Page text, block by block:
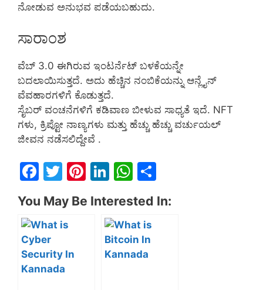
ನೋಡುವ ಅನುಭವ ಪಡೆಯಬಹುದು.
ಸಾರಾಂಶ
ವೆಬ್ 3.0 ಈಗಿರುವ ಇಂಟರ್ನೆಟ್ ಬಳಕೆಯನ್ನೇ
ಬದಲಾಯಿಸುತ್ತದೆ. ಅದು ಹೆಚ್ಚಿನ ನಂಬಿಕೆಯನ್ನು ಆನ್ಲೈನ್
ವೆವಹಾರಗಳಿಗೆ ಕೊಡುತ್ತದೆ.
ಸೈಬರ್ ವಂಚನೆಗಳಿಗೆ ಕಡಿವಾಣ ಬೀಳುವ ಸಾಧ್ಯತೆ ಇದೆ. NFT
ಗಳು, ಕ್ರಿಪ್ಟೋ ನಾಣ್ಯಗಳು ಮತ್ತು ಹೆಚ್ಚು ಹೆಚ್ಚು ವರ್ಚುಯಲ್
ಜೀವನ ನಡೆಸಲಿದ್ದೇವೆ .
F
c
e
b
o
T
itt
er
Pi
er
Li
k
e
dI
n
W
at
s
A
p
ar
You May Be Interested In: